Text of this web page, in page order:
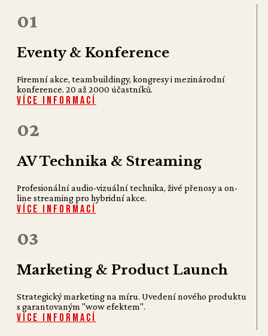
01
Eventy & Konference
Firemní akce, teambuildingy, kongresy i mezinárodní
konference. 20 až 2000 účastníků.
Více informací
02
AV Technika & Streaming
Profesionální audio-vizuální technika, živé přenosy a on-
line streaming pro hybridní akce.
Více informací
03
Marketing & Product Launch
Strategický marketing na míru. Uvedení nového produktu
s garantovaným "wow efektem".
Více informací